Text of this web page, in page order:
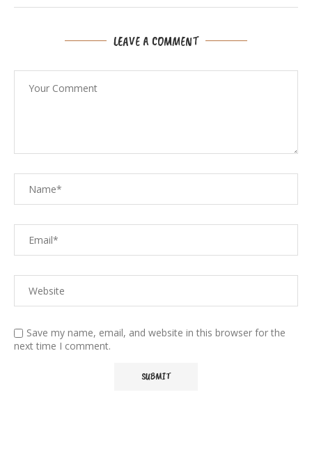
LEAVE A COMMENT
Save my name, email, and website in this browser for the
next time I comment.